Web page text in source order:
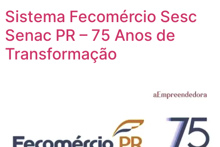
Sistema Fecomércio Sesc
Senac PR – 75 Anos de
Transformação